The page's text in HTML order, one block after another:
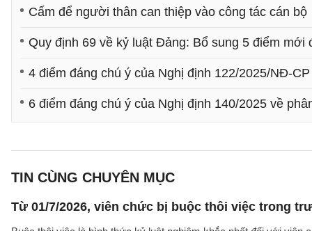
Cấm để người thân can thiệp vào công tác cán bộ
Quy định 69 về kỷ luật Đảng: Bổ sung 5 điểm mới
4 điểm đáng chú ý của Nghị định 122/2025/NĐ-
6 điểm đáng chú ý của Nghị định 140/2025 về
TIN CÙNG CHUYÊN MỤC
Từ 01/7/2026, viên chức bị buộc thôi việc trong